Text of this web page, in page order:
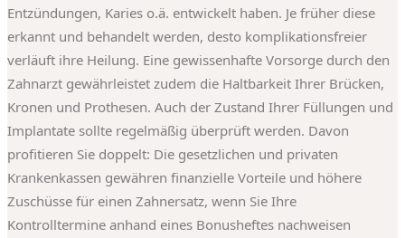
Entzündungen, Karies o.ä. entwickelt haben. Je früher diese
erkannt und behandelt werden, desto komplikationsfreier
verläuft ihre Heilung. Eine gewissenhafte Vorsorge durch den
Zahnarzt gewährleistet zudem die Haltbarkeit Ihrer Brücken,
Kronen und Prothesen. Auch der Zustand Ihrer Füllungen und
Implantate sollte regelmäßig überprüft werden. Davon
profitieren Sie doppelt: Die gesetzlichen und privaten
Krankenkassen gewähren finanzielle Vorteile und höhere
Zuschüsse für einen Zahnersatz, wenn Sie Ihre
Kontrolltermine anhand eines Bonusheftes nachweisen